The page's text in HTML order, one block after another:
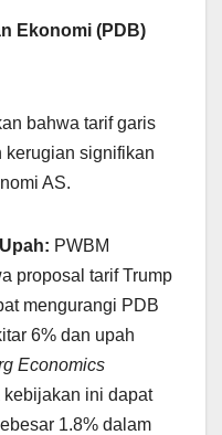
Ekonomi (PDB)
bahwa tarif garis
kerugian signifikan
AS.
PWBM
proposal tarif Trump
mengurangi PDB
6% dan upah
Economics
ini dapat
1.8% dalam